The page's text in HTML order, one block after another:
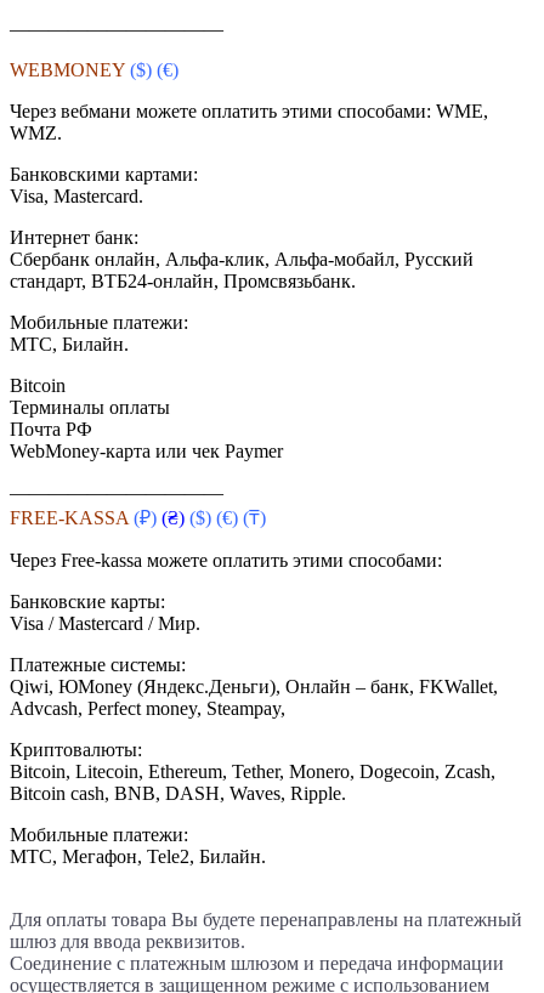
———————————
WEBMONEY ($) (€)
Через вебмани можете оплатить этими способами: WME,
WMZ.
Банковскими картами:
Visa, Mastercard.
Интернет банк:
Сбербанк онлайн, Альфа-клик, Альфа-мобайл, Русский
стандарт, ВТБ24-онлайн, Промсвязьбанк.
Мобильные платежи:
МТС, Билайн.
Bitcoin
Терминалы оплаты
Почта РФ
WebMoney-карта или чек Paymer
———————————
FREE-KASSA (₽) (₴) ($) (€) (₸)
Через Free-kassa можете оплатить этими способами:
Банковские карты:
Visa / Mastercard / Мир.
Платежные системы:
Qiwi, ЮMoney (Яндекс.Деньги), Онлайн – банк, FKWallet,
Advcash, Perfect money, Steampay,
Криптовалюты:
Bitcoin, Litecoin, Ethereum, Tether, Monero, Dogecoin, Zcash,
Bitcoin cash, BNB, DASH, Waves, Ripple.
Мобильные платежи:
МТС, Мегафон, Tele2, Билайн.
Для оплаты товара Вы будете перенаправлены на платежный
шлюз для ввода реквизитов.
Соединение с платежным шлюзом и передача информации
осуществляется в защищенном режиме с использованием